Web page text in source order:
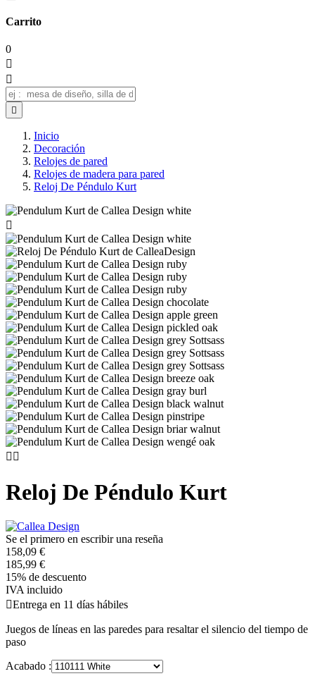
Carrito
0



Inicio
Decoración
Relojes de pared
Relojes de madera para pared
Reloj De Péndulo Kurt

 
Reloj De Péndulo Kurt
Se el primero en escribir una reseña
158,09 €
185,99 €
15% de descuento
IVA incluido
Entrega en 11 días hábiles
Juegos de líneas en las paredes para resaltar el silencio del tiempo de
paso
Acabado :